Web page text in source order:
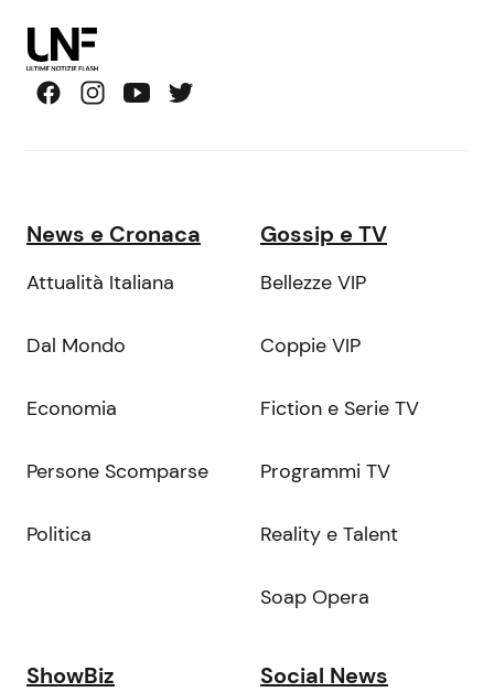
News e Cronaca
Attualità Italiana
Dal Mondo
Economia
Persone Scomparse
Politica
Gossip e TV
Bellezze VIP
Coppie VIP
Fiction e Serie TV
Programmi TV
Reality e Talent
Soap Opera
ShowBiz Social News